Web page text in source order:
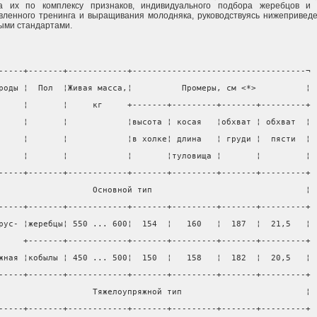
их по комплексу признаков, индивидуального подбора жеребцов и
тренинга и выращивания молодняка, руководствуясь
стандартами.
+-------+------------+-----------------------------------¬
¦  Пол  ¦Живая масса,¦          Промеры, см <*>          ¦
¦       ¦     кг     +-------+---------+-------+---------+
¦       ¦            ¦высота ¦ косая   ¦обхват ¦ обхват  ¦
¦       ¦            ¦в холке¦ длина   ¦ груди ¦  пясти  ¦
¦       ¦            ¦       ¦туловища ¦       ¦         ¦
+-------+------------+-------+---------+-------+---------+
Основной тип                               ¦
+-------+------------+-------+---------+-------+---------+
¦жеребцы¦ 550 ... 600¦  154  ¦   160   ¦  187  ¦  21,5   ¦
+-------+------------+-------+---------+-------+---------+
¦кобылы ¦ 450 ... 500¦  150  ¦   158   ¦  182  ¦  20,5   ¦
+-------+------------+-------+---------+-------+---------+
Тяжелоупряжной тип                         ¦
+-------+------------+-------+---------+-------+---------+